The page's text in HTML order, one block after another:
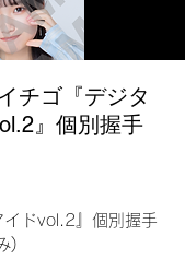
チゴ『デジタ
』個別握手
イドvol.2』個別握手
)